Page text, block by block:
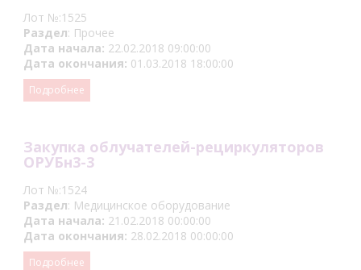
Лот №:1525
Раздел: Прочее
Дата начала: 22.02.2018 09:00:00
Дата окончания: 01.03.2018 18:00:00
Подробнее
Закупка облучателей-рециркуляторов
ОРУБн3-3
Лот №:1524
Раздел: Медицинское оборудование
Дата начала: 21.02.2018 00:00:00
Дата окончания: 28.02.2018 00:00:00
Подробнее